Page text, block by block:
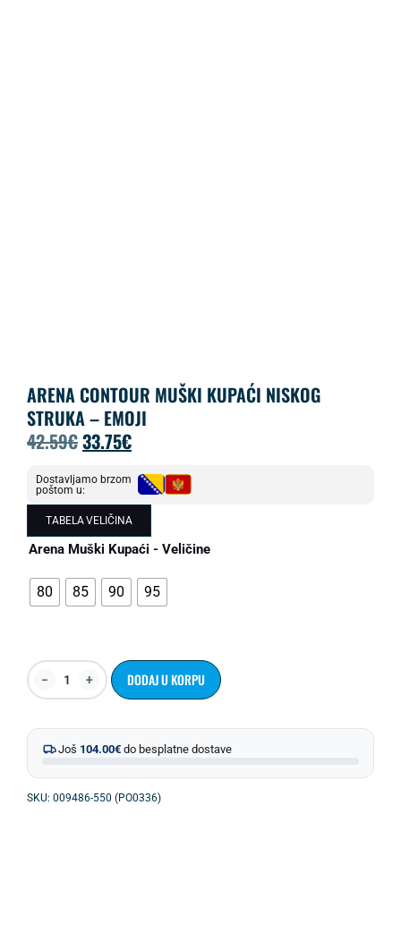
ARENA CONTOUR MUŠKI KUPAĆI NISKOG
STRUKA – EMOJI
42.59€33.75€
Dostavljamo brzom
poštom u:
TABELA VELIČINA
Arena Muški Kupaći - Veličine
80 85 90 95
DODAJ U KORPU
Još 104.00€ do besplatne dostave
SKU: 009486-550 (PO0336)